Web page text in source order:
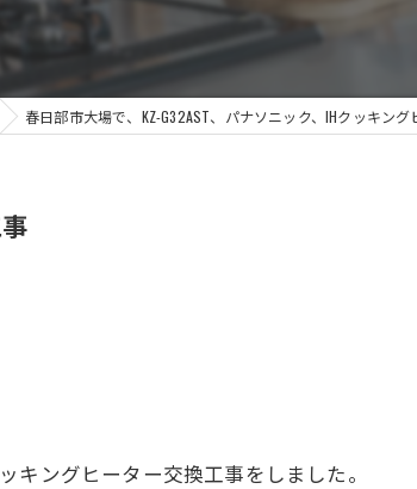
IHクッキングヒーター
ビルトイン食洗機
浴室換気扇
春日部市大場で、KZ-G32AST、パナソニック、IHクッキン
キングヒーター交換工事をしました。